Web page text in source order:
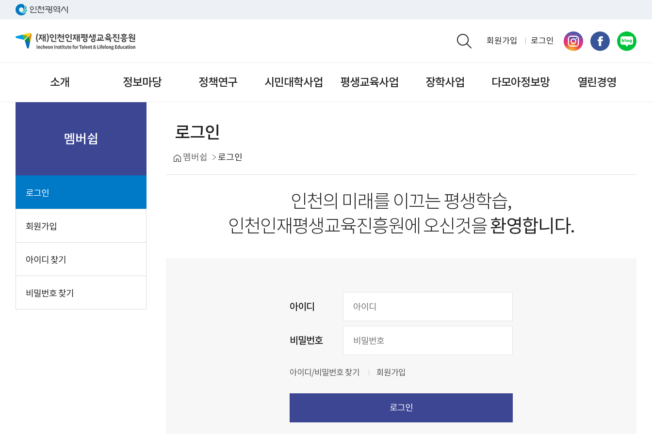
회원가입 로그인
소개 정보마당 정책연구 시민대학사업 평생교육사업 장학사업 다모아정보망 열린경영
멤버쉽
로그인
회원가입
아이디 찾기
비밀번호 찾기
로그인
멤버쉽 로그인
인천의 미래를 이끄는 평생학습,
인천인재평생교육진흥원에 오신것을환영합니다.
아이디
비밀번호
아이디/비밀번호 찾기 회원가입